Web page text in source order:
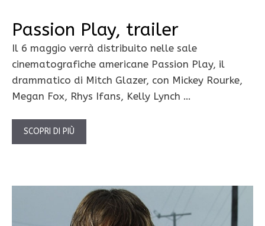
Passion Play, trailer
Il 6 maggio verrà distribuito nelle sale
cinematografiche americane Passion Play, il
drammatico di Mitch Glazer, con Mickey Rourke,
Megan Fox, Rhys Ifans, Kelly Lynch …
SCOPRI DI PIÙ